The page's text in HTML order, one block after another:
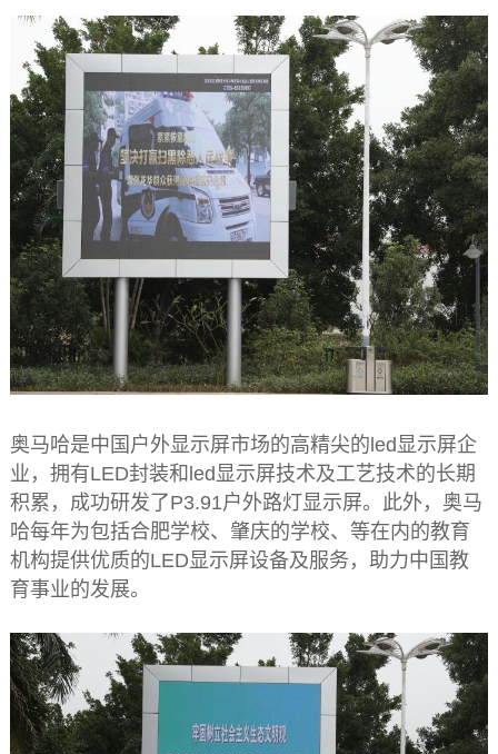
奥马哈是中国户外显示屏市场的高精尖的led显示屏企
业，拥有LED封装和led显示屏技术及工艺技术的长期
积累，成功研发了P3.91户外路灯显示屏。此外，奥马
哈每年为包括合肥学校、肇庆的学校、等在内的教育
机构提供优质的LED显示屏设备及服务，助力中国教
育事业的发展。